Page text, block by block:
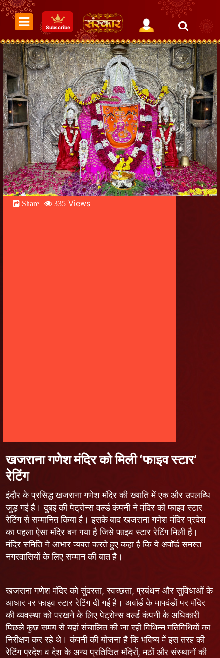
Subscribe
Share 335 Views
खजराना गणेश मंदिर को मिली ‘फाइव स्टार’
रेटिंग
इंदौर के प्रसिद्ध खजराना गणेश मंदिर की ख्याति में एक और उपलब्धि
जुड़ गई है। दुबई की पेट्रोन्स वर्ल्ड कंपनी ने मंदिर को फाइव स्टार
रेटिंग से सम्मानित किया है। इसके बाद खजराना गणेश मंदिर प्रदेश
का पहला ऐसा मंदिर बन गया है जिसे फाइव स्टार रेटिंग मिली है।
मंदिर समिति ने आभार व्यक्त करते हुए कहा है कि ये अवॉर्ड समस्त
नगरवासियों के लिए सम्मान की बात है।
खजराना गणेश मंदिर को सुंदरता, स्वच्छता, प्रबंधन और सुविधाओं के
आधार पर फाइव स्टार रेटिंग दी गई है। अवॉर्ड के मापदंडों पर मंदिर
की व्यवस्था को परखने के लिए पेट्रोन्स वर्ल्ड कंपनी के अधिकारी
पिछले कुछ समय से यहां संचालित की जा रही विभिन्न गतिविधियों का
निरीक्षण कर रहे थे। कंपनी की योजना है कि भविष्य में इस तरह की
रेटिंग प्रदेश व देश के अन्य प्रतिष्ठित मंदिरों, मठों और संस्थानों की